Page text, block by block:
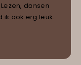
dansen
ik ook erg leuk.